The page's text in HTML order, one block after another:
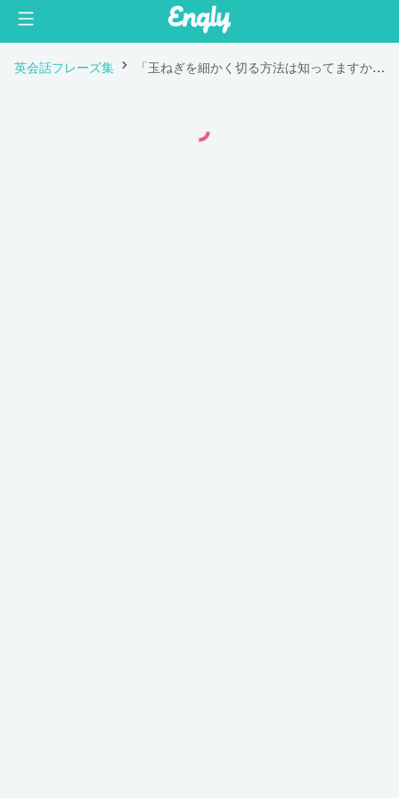
英会話フレーズ集 「玉ねぎを細かく切る方法は知ってますか？」は英語で "Do you know how to chop an onion?"